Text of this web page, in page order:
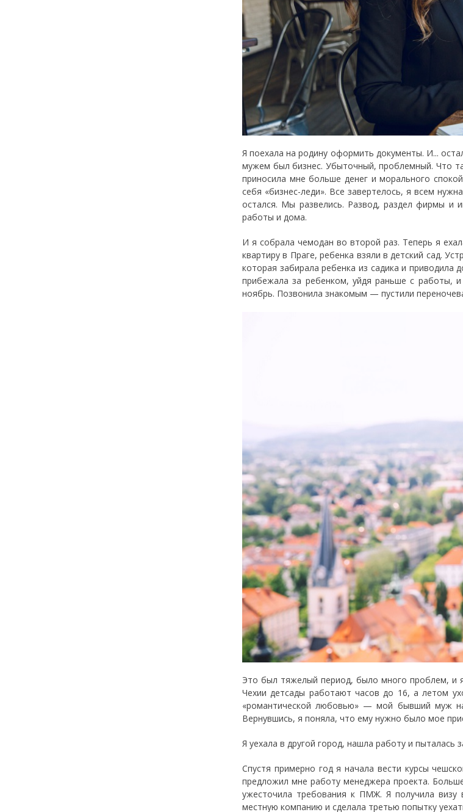
Я поехала на родину оформить документы. И...
мужем был бизнес. Убыточный, проблемный. Что
приносила мне больше денег и морального
себя «бизнес-леди». Все завертелось, я всем
остался. Мы развелись. Развод, раздел фирмы и
работы и дома.
И я собрала чемодан во второй раз. Теперь я
квартиру в Праге, ребенка взяли в детский сад.
которая забирала ребенка из садика и
прибежала за ребенком, уйдя раньше с работы,
ноябрь. Позвонила знакомым — пустили
Это был тяжелый период, было много проблем, и
Чехии детсады работают часов до 16, а летом
«романтической любовью» — мой бывший муж
Вернувшись, я поняла, что ему нужно было мое
Я уехала в другой город, нашла работу и пыталась
Спустя примерно год я начала вести курсы
предложил мне работу менеджера проекта.
ужесточила требования к ПМЖ. Я получила визу
местную компанию и сделала третью попытку